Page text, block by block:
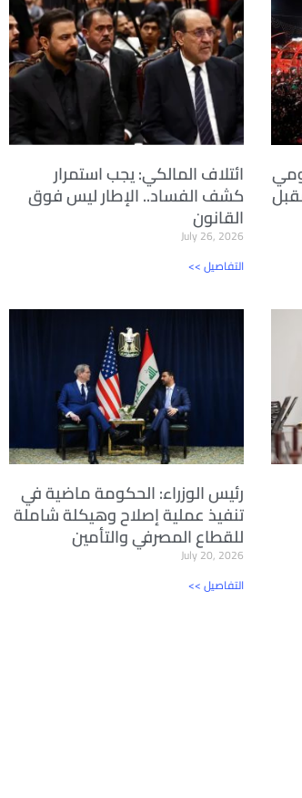
ائتلاف المالكي: يجب استمرار
كشف الفساد.. الإطار ليس فوق
القانون
July 26, 2026
<< التفاصيل
رئيس الوزراء: الحكومة ماضية في
تنفيذ عملية إصلاح وهيكلة شاملة
للقطاع المصرفي والتأمين
July 20, 2026
<< التفاصيل